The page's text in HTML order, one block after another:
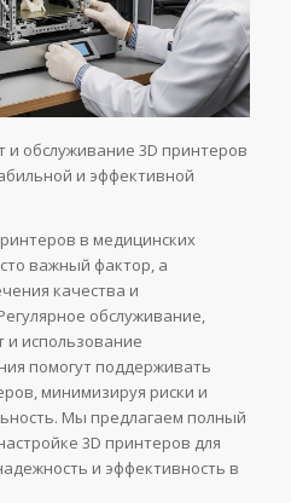
обслуживание 3D принтеров
и эффективной
в медицинских
важный фактор, а
качества и
обслуживание,
использование
помогут поддерживать
минимизируя риски и
Мы предлагаем полный
3D принтеров для
и эффективность в